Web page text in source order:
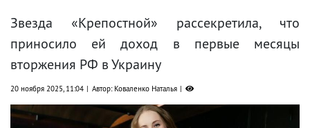
Звезда «Крепостной» рассекретила, что
приносило ей доход в первые месяцы
вторжения РФ в Украину
20 ноября 2025, 11:04 Автор: Коваленко Наталья